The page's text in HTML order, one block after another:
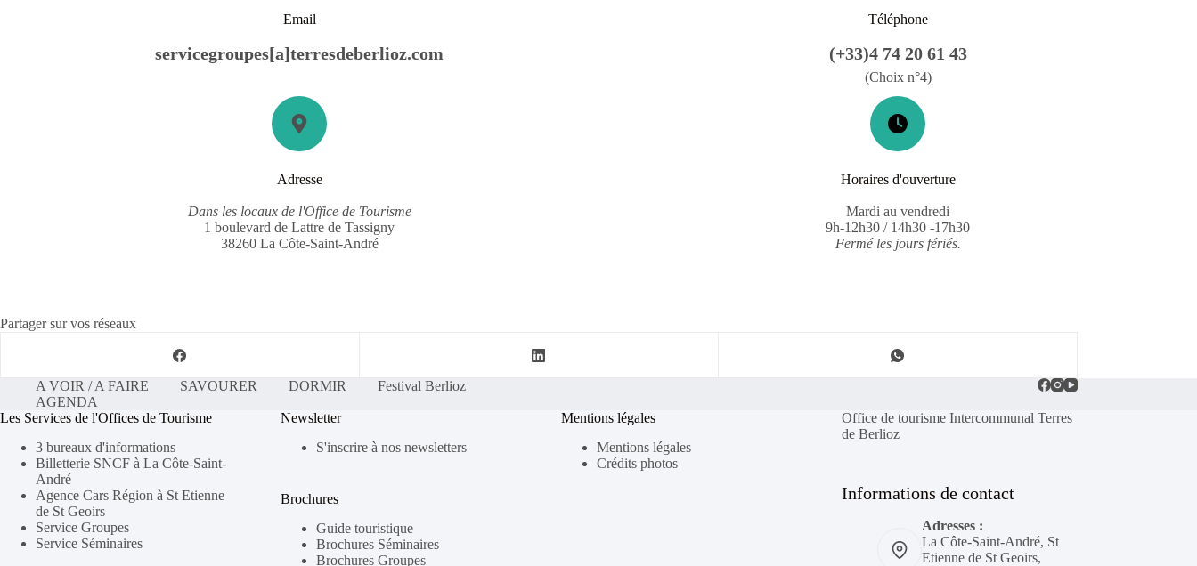
Email
servicegroupes[a]terresdeberlioz.com
Téléphone
(+33)4 74 20 61 43
(Choix n°4)
Adresse
Dans les locaux de l'Office de Tourisme
1 boulevard de Lattre de Tassigny
38260 La Côte-Saint-André
Horaires d'ouverture
Mardi au vendredi
9h-12h30 / 14h30 -17h30
Fermé les jours fériés.
Partager sur vos réseaux
A VOIR / A FAIRE SAVOURER DORMIR
Festival Berlioz
AGENDA
Les Services de l'Offices de Tourisme
3 bureaux d'informations
Billetterie SNCF à La Côte-Saint-
André
Agence Cars Région à St Etienne
de St Geoirs
Service Groupes
Service Séminaires
Newsletter
S'inscrire à nos newsletters
Brochures
Guide touristique
Brochures Séminaires
Brochures Groupes
Mentions légales
Mentions légales
Crédits photos
Office de tourisme Intercommunal Terres
de Berlioz
Informations de contact
Adresses :
La Côte-Saint-André, St
Etienne de St Geoirs,